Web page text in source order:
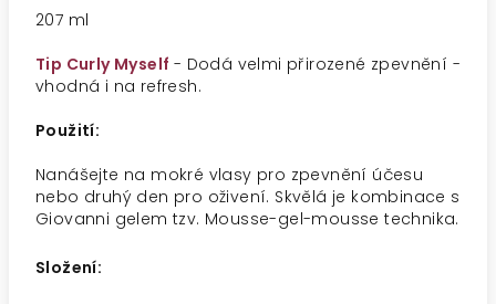
207 ml
Tip Curly Myself - Dodá velmi přirozené zpevnění -
vhodná i na refresh.
Použití:
Nanášejte na mokré vlasy pro zpevnění účesu
nebo druhý den pro oživení. Skvělá je kombinace s
Giovanni gelem tzv. Mousse-gel-mousse technika.
Složení: